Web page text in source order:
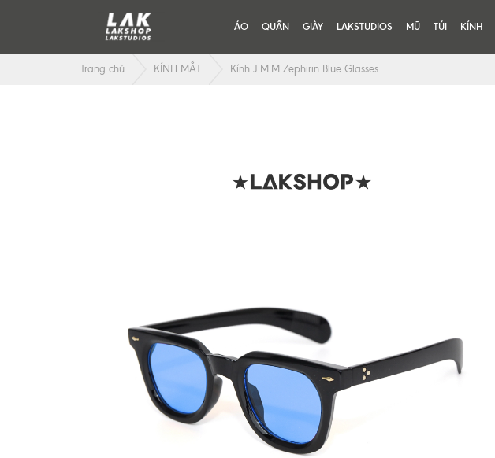
ÁO QUẦN GIÀY LAKSTUDIOS MŨ TÚI KÍNH
Trang chủ KÍNH MẮT Kính J.M.M Zephirin Blue Glasses